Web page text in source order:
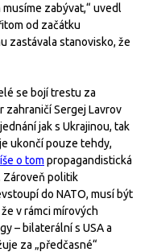
zabývat,“ uvedl
od začátku
zastávala stanovisko, že
se bojí trestu za
zahraničí Sergej Lavrov
jak s Ukrajinou, tak
ukončí pouze tehdy,
o tom propagandistická
Zároveň politik
do NATO, musí být
v rámci mírových
– bilaterální s USA a
za „předčasné“